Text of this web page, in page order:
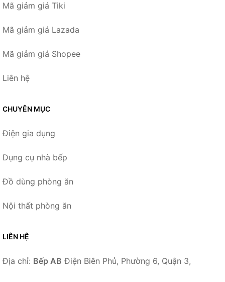
Mã giảm giá Tiki
Mã giảm giá Lazada
Mã giảm giá Shopee
Liên hệ
CHUYÊN MỤC
Điện gia dụng
Dụng cụ nhà bếp
Đồ dùng phòng ăn
Nội thất phòng ăn
LIÊN HỆ
Địa chỉ: Bếp AB Điện Biên Phủ, Phường 6, Quận 3,